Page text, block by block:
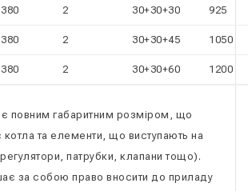
380 2 30+30+30 925
380 2 30+30+45 1050
380 2 30+30+60 1200
є повним габаритним розміром, що
та елементи, що виступають на
патрубки, клапани тощо).
за собою право вносити до приладу